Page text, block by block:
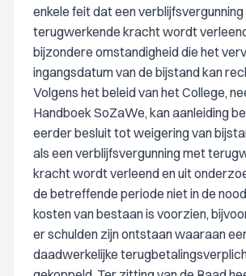
enkele feit dat een
terugwerkende kracht wordt
bijzondere omstandigheid die het
ingangsdatum van de bijstand kan
Volgens het beleid van het College,
Handboek SoZaWe, kan aanleiding
eerder besluit tot weigering van
als een verblijfsvergunning met
kracht wordt verleend en uit
de betreffende periode niet in de
kosten van bestaan is voorzien,
er schulden zijn ontstaan waaraan
daadwerkelijke